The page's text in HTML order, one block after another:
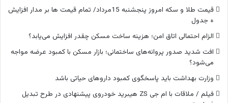
قیمت طلا و سکه امروز پنجشنبه 15مرداد/ تمام قیمت ها بر مدار افزایش
+ جدول
الزام احتمالی اتاق امن؛ هزینه ساخت مسکن چقدر افزایش می‌یابد؟
افت شدید صدور پروانه‌های ساختمانی؛ بازار مسکن با کمبود عرضه مواجه
می‌شود؟
وزارت بهداشت باید پاسخگوی کمبود داروهای حیاتی باشد
فیلم / ملاقات با ام جی ZS هیبرید خودروی پیشنهادی در طرح تبدیل